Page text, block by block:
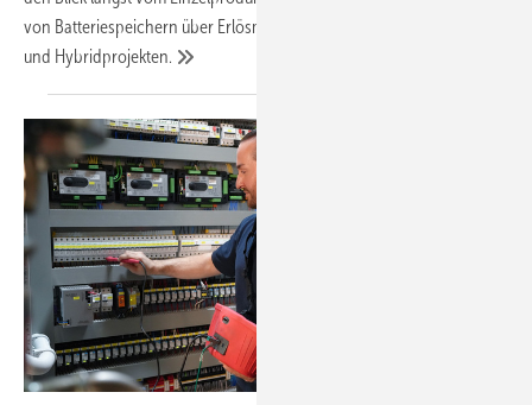
von Batteriespeichern über Erlösmanagement bis hin zu Sicherheit
und Hybridprojekten.